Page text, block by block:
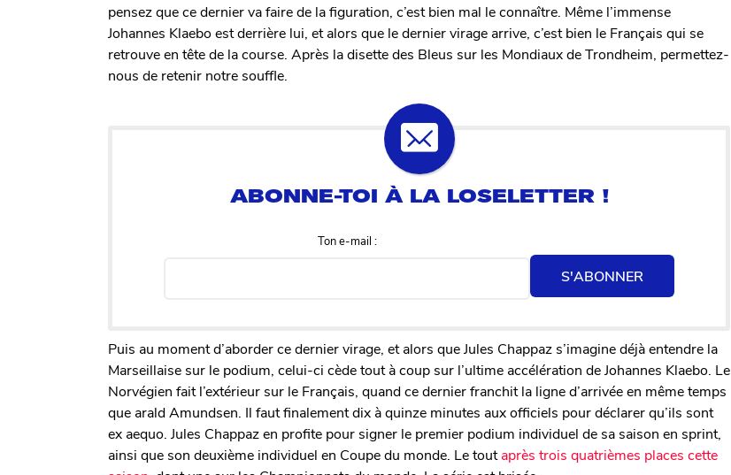
pensez que ce dernier va faire de la figuration, c’est bien mal le connaître. Même l’immense
Johannes Klaebo est derrière lui, et alors que le dernier virage arrive, c’est bien le Français qui se
retrouve en tête de la course. Après la disette des Bleus sur les Mondiaux de Trondheim, permettez-
nous de retenir notre souffle.
Ton e-mail :
S'ABONNER
Puis au moment d’aborder ce dernier virage, et alors que Jules Chappaz s’imagine déjà entendre la
Marseillaise sur le podium, celui-ci cède tout à coup sur l’ultime accélération de Johannes Klaebo. Le
Norvégien fait l’extérieur sur le Français, quand ce dernier franchit la ligne d’arrivée en même temps
que arald Amundsen. Il faut finalement dix à quinze minutes aux officiels pour déclarer qu’ils sont
ex aequo. Jules Chappaz en profite pour signer le premier podium individuel de sa saison en sprint,
ainsi que son deuxième individuel en Coupe du monde. Le toutaprès trois quatrièmes places cette